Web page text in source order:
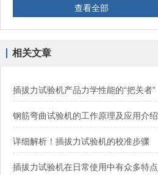
查看全部
相关文章
插拔力试验机产品力学性能的“把关者”
钢筋弯曲试验机的工作原理及应用介绍
详细解析！插拔力试验机的校准步骤
插拔力试验机在日常使用中有众多特点